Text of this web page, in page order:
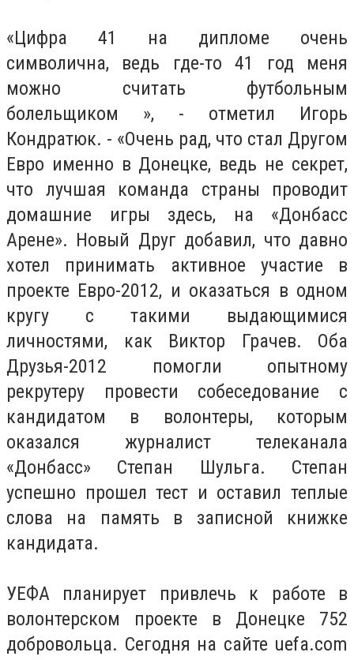
«Цифра 41 на дипломе очень
символична, ведь где-то 41 год меня
можно считать футбольным
болельщиком », - отметил Игорь
Кондратюк. - «Очень рад, что стал Другом
Евро именно в Донецке, ведь не секрет,
что лучшая команда страны проводит
домашние игры здесь, на «Донбасс
Арене». Новый Друг добавил, что давно
хотел принимать активное участие в
проекте Евро-2012, и оказаться в одном
кругу с такими выдающимися
личностями, как Виктор Грачев. Оба
Друзья-2012 помогли опытному
рекрутеру провести собеседование с
кандидатом в волонтеры, которым
оказался журналист телеканала
«Донбасс» Степан Шульга. Степан
успешно прошел тест и оставил теплые
слова на память в записной книжке
кандидата.
УЕФА планирует привлечь к работе в
волонтерском проекте в Донецке 752
добровольца. Сегодня на сайте uefa.com